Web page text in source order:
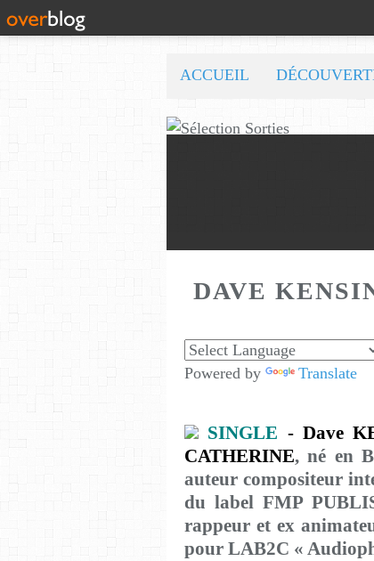
ACCUEIL
DAVE
Powered by Translate
SINGLE - Dave
CATHERINE, né en
auteur compositeur
du label FMP
rappeur et ex
pour LAB2C «